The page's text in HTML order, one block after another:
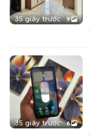
35 giây trước 9
35 giây trước 6